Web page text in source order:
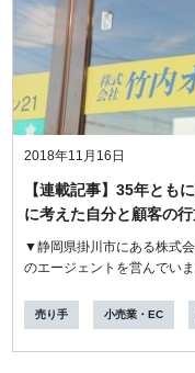
成約事例
M&A専門家の方へ
2018年11月16日
【連載記事】35年とも
に考えた自分と顧客の
▼静岡県掛川市にある株式
のエージェントを営んでい
売り手 小売業・EC